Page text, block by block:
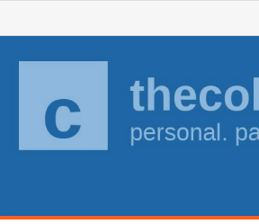
to
content